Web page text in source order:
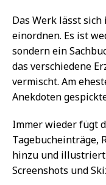
Das Werk lässt
einordnen. Es ist
sondern ein
das verschiedene
vermischt. Am
Anekdoten
Immer wieder fügt
Tagebucheinträge,
hinzu und illustriert
Screenshots und